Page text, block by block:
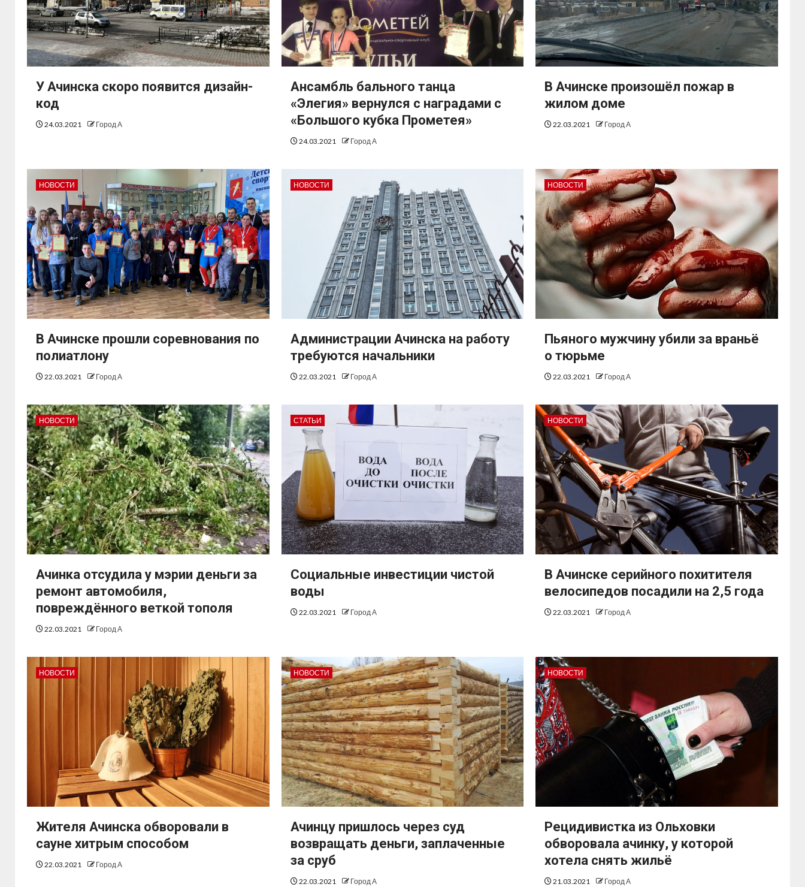
У Ачинска скоро появится дизайн-
код
24.03.2021 Город А
Ансамбль бального танца
«Элегия» вернулся с наградами с
«Большого кубка Прометея»
24.03.2021 Город А
В Ачинске произошёл пожар в
жилом доме
22.03.2021 Город А
НОВОСТИ
В Ачинске прошли соревнования по
полиатлону
22.03.2021 Город А
НОВОСТИ
Администрации Ачинска на работу
требуются начальники
22.03.2021 Город А
НОВОСТИ
Пьяного мужчину убили за враньё
о тюрьме
22.03.2021 Город А
НОВОСТИ
Ачинка отсудила у мэрии деньги за
ремонт автомобиля,
повреждённого веткой тополя
22.03.2021 Город А
СТАТЬИ
Социальные инвестиции чистой
воды
22.03.2021 Город А
НОВОСТИ
В Ачинске серийного похитителя
велосипедов посадили на 2,5 года
22.03.2021 Город А
НОВОСТИ
Жителя Ачинска обворовали в
сауне хитрым способом
22.03.2021 Город А
НОВОСТИ
Ачинцу пришлось через суд
возвращать деньги, заплаченные
за сруб
22.03.2021 Город А
НОВОСТИ
Рецидивистка из Ольховки
обворовала ачинку, у которой
хотела снять жильё
21.03.2021 Город А